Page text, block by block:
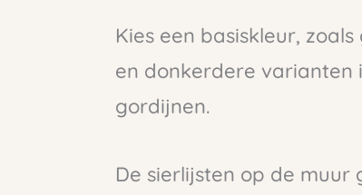
Kies een basiskleur,
en donkerdere varianten
gordijnen.
De sierlijsten op de